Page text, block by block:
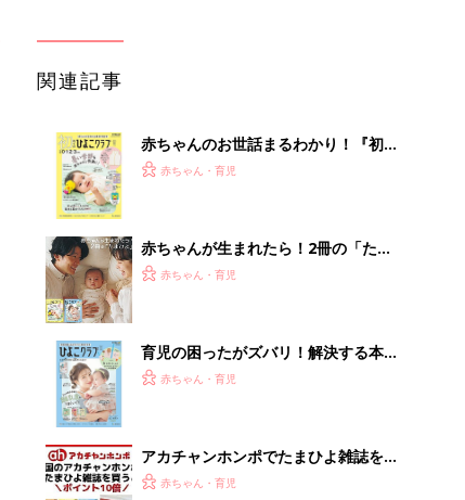
関連記事
赤ちゃんのお世話まるわかり！『初め
てのひよこクラブ 夏号』〈巻頭大特
赤ちゃん・育児
赤ちゃんが生まれたら！2冊の「たま
ひよ」
赤ちゃん・育児
育児の困ったがズバリ！解決する本
『ひよこクラブ 夏号』 4カ月～2才
赤ちゃん・育児
アカチャンホンポでたまひよ雑誌を買
うとポイント10倍【期間限定】
赤ちゃん・育児